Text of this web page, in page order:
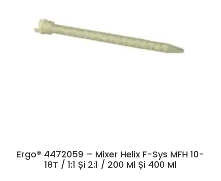
Ergo® 4472059 – Mixer Helix F-Sys MFH 10-
18T / 1:1 Și 2:1 / 200 Ml Și 400 Ml